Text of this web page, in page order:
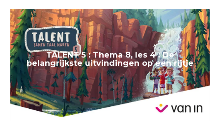
TALENT5 : Thema 8, les 4 : De
belangrijkste uitvindingen op een rijtje